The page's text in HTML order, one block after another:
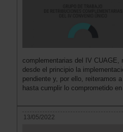
complementarias del IV CUAGE,
desde el principio la
pendiente y, por ello, reiteramos
hasta cumplir lo comprometido en
13/05/2022